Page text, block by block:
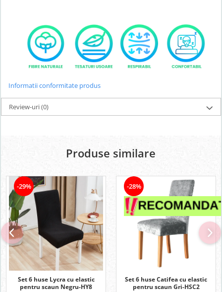
Informatii conformitate produs
Review-uri(0)
Produse similare
-29%
Set 6 huse Lycra cu elastic
pentru scaun Negru-HY8
-28%
Set 6 huse Catifea cu elastic
pentru scaun Gri-HSC2